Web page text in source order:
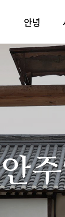
안녕
안